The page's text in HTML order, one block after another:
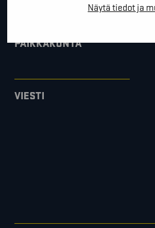
Näytä tiedot ja
PAIKKAKUNTA
VIESTI